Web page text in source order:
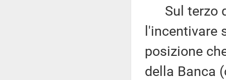
Sul terzo
l'incentivare
posizione
della Banca